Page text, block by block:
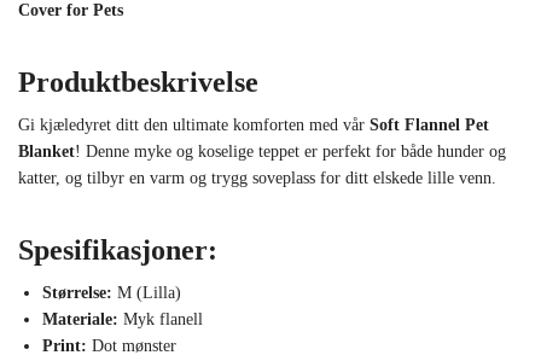
Cover for Pets
Produktbeskrivelse
Gi kjæledyret ditt den ultimate komforten med vår Soft Flannel Pet
Blanket! Denne myke og koselige teppet er perfekt for både hunder og
katter, og tilbyr en varm og trygg soveplass for ditt elskede lille venn.
Spesifikasjoner:
Størrelse: M (Lilla)
Materiale: Myk flanell
Print: Dot mønster